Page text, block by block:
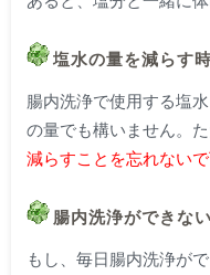
塩水の量を減らす
腸内洗浄で使用する塩
の量でも構いません。た
減らすことを忘れないで
腸内洗浄ができな
もし、毎日腸内洗浄が